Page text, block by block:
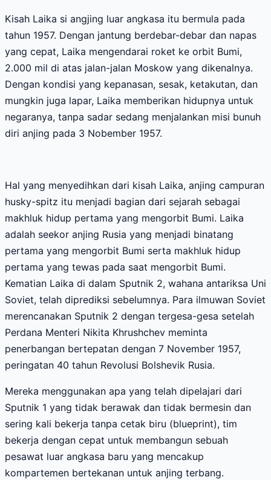
Kisah Laika si angjing luar angkasa itu bermula pada
tahun 1957. Dengan jantung berdebar-debar dan napas
yang cepat, Laika mengendarai roket ke orbit Bumi,
2.000 mil di atas jalan-jalan Moskow yang dikenalnya.
Dengan kondisi yang kepanasan, sesak, ketakutan, dan
mungkin juga lapar, Laika memberikan hidupnya untuk
negaranya, tanpa sadar sedang menjalankan misi bunuh
diri anjing pada 3 Nobember 1957.
Hal yang menyedihkan dari kisah Laika, anjing campuran
husky-spitz itu menjadi bagian dari sejarah sebagai
makhluk hidup pertama yang mengorbit Bumi. Laika
adalah seekor anjing Rusia yang menjadi binatang
pertama yang mengorbit Bumi serta makhluk hidup
pertama yang tewas pada saat mengorbit Bumi.
Kematian Laika di dalam Sputnik 2, wahana antariksa Uni
Soviet, telah diprediksi sebelumnya. Para ilmuwan Soviet
merencanakan Sputnik 2 dengan tergesa-gesa setelah
Perdana Menteri Nikita Khrushchev meminta
penerbangan bertepatan dengan 7 November 1957,
peringatan 40 tahun Revolusi Bolshevik Rusia.
Mereka menggunakan apa yang telah dipelajari dari
Sputnik 1 yang tidak berawak dan tidak bermesin dan
sering kali bekerja tanpa cetak biru (blueprint), tim
bekerja dengan cepat untuk membangun sebuah
pesawat luar angkasa baru yang mencakup
kompartemen bertekanan untuk anjing terbang.